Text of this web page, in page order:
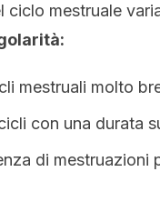
ciclo mestruale
mestruali molto
con una durata
di mestruazioni